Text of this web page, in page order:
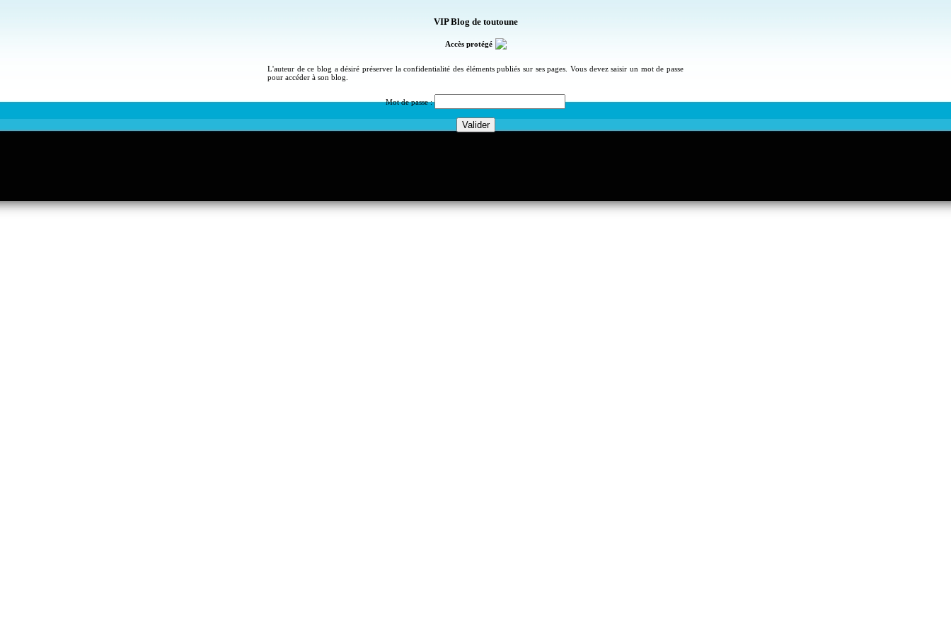
VIP Blog de toutoune
Accès protégé
L'auteur de ce blog a désiré préserver la confidentialité des éléments publiés sur ses pages. Vous devez saisir un mot de passe
pour accéder à son blog.
Mot de passe :